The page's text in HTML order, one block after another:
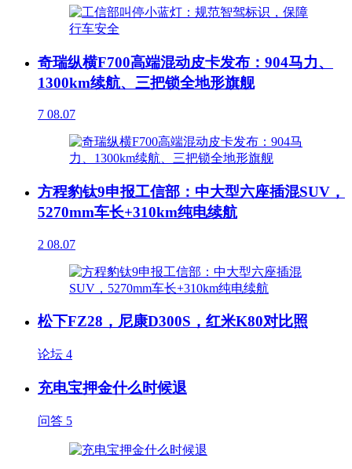
奇瑞纵横F700高端混动皮卡发布：904马力、
1300km续航、三把锁全地形旗舰
7 08.07
方程豹钛9申报工信部：中大型六座插混SUV，
5270mm车长+310km纯电续航
2 08.07
松下FZ28，尼康D300S，红米K80对比照
论坛 4
充电宝押金什么时候退
问答 5